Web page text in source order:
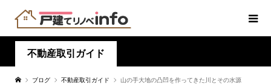
不動産取引ガイド
ブログ 不動産取引ガイド 山の手大地の凸凹を作ってきた川とその水源